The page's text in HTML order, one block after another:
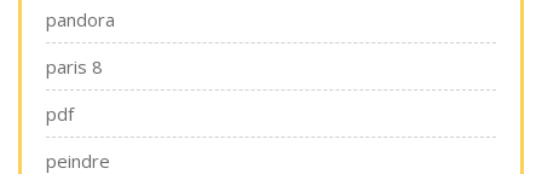
pandora
paris 8
pdf
peindre